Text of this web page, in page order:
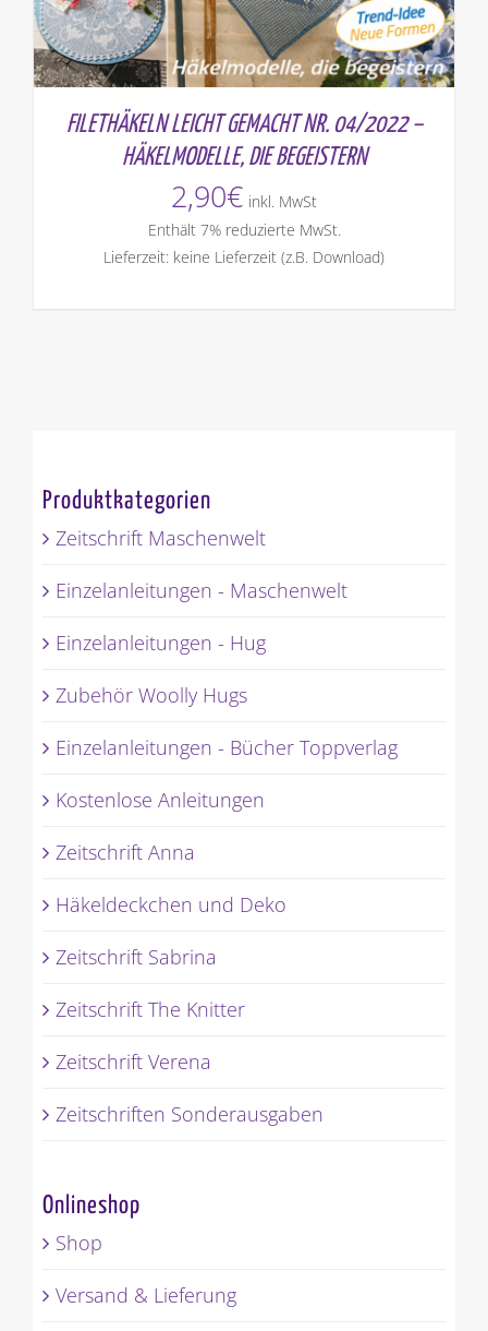
FILETHÄKELN LEICHT GEMACHT NR. 04/2022 –
HÄKELMODELLE, DIE BEGEISTERN
2,90€ inkl. MwSt
Enthält 7% reduzierte MwSt.
Lieferzeit: keine Lieferzeit (z.B. Download)
Produktkategorien
Zeitschrift Maschenwelt
Einzelanleitungen - Maschenwelt
Einzelanleitungen - Hug
Zubehör Woolly Hugs
Einzelanleitungen - Bücher Toppverlag
Kostenlose Anleitungen
Zeitschrift Anna
Häkeldeckchen und Deko
Zeitschrift Sabrina
Zeitschrift The Knitter
Zeitschrift Verena
Zeitschriften Sonderausgaben
Onlineshop
Shop
Versand & Lieferung